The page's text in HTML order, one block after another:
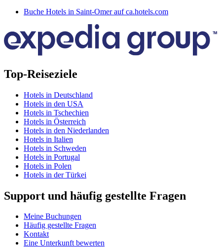
Buche Hotels in Saint-Omer auf ca.hotels.com
Top-Reiseziele
Hotels in Deutschland
Hotels in den USA
Hotels in Tschechien
Hotels in Österreich
Hotels in den Niederlanden
Hotels in Italien
Hotels in Schweden
Hotels in Portugal
Hotels in Polen
Hotels in der Türkei
Support und häufig gestellte Fragen
Meine Buchungen
Häufig gestellte Fragen
Kontakt
Eine Unterkunft bewerten